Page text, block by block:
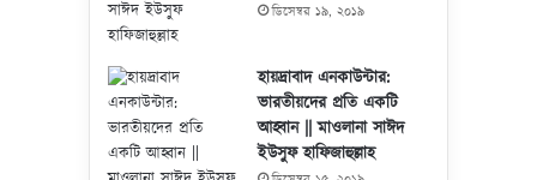
ডিসেম্বর ১৯, ২০১৯
হায়দ্রাবাদ এনকাউন্টার:
ভারতীয়দের প্রতি একটি
আহ্বান || মাওলানা সাঈদ
ইউসুফ হাফিজাহুল্লাহ